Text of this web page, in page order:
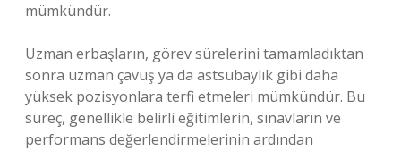
mümkündür.
Uzman erbaşların, görev sürelerini tamamladıktan
sonra uzman çavuş ya da astsubaylık gibi daha
yüksek pozisyonlara terfi etmeleri mümkündür. Bu
süreç, genellikle belirli eğitimlerin, sınavların ve
performans değerlendirmelerinin ardından